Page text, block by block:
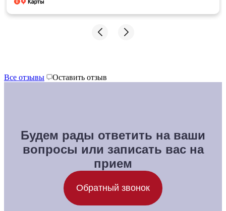
Все отзывы Оставить отзыв
Будем рады ответить на ваши
вопросы или записать вас на
прием
Обратный звонок